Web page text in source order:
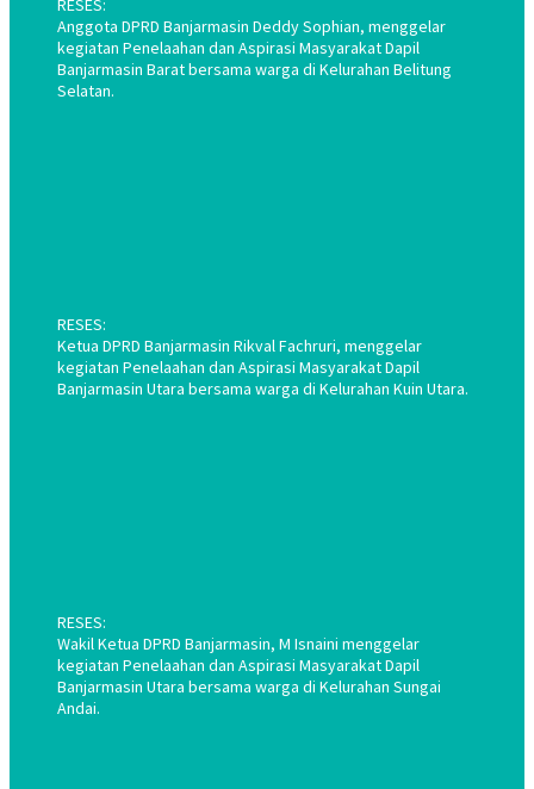
Anggota DPRD Banjarmasin Deddy Sophian, menggelar
kegiatan Penelaahan dan Aspirasi Masyarakat Dapil
Banjarmasin Barat bersama warga di Kelurahan Belitung
Selatan.
RESES:
Ketua DPRD Banjarmasin Rikval Fachruri, menggelar
kegiatan Penelaahan dan Aspirasi Masyarakat Dapil
Banjarmasin Utara bersama warga di Kelurahan Kuin Utara.
RESES:
Wakil Ketua DPRD Banjarmasin, M Isnaini menggelar
kegiatan Penelaahan dan Aspirasi Masyarakat Dapil
Banjarmasin Utara bersama warga di Kelurahan Sungai
Andai.